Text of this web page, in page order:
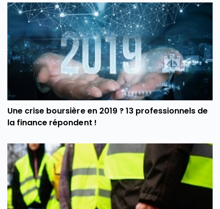
Une crise boursière en 2019 ? 13 professionnels de
la finance répondent !